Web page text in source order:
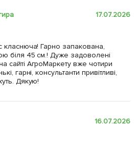
17.07.2026
класнюча! Гарно запакована,
біля 45 см.! Дуже задоволені
сайті АгроМаркету вже чотири
гарні, консультанти привітливі,
Дякую!
16.07.2026